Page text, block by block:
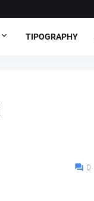
TIPOGRAPHY
0